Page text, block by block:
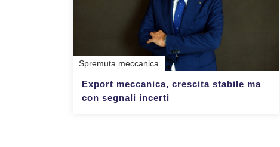
Spremuta meccanica
Export meccanica, crescita stabile ma
con segnali incerti